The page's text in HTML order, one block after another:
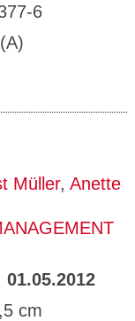
6
Müller, Anette
01.05.2012
cm